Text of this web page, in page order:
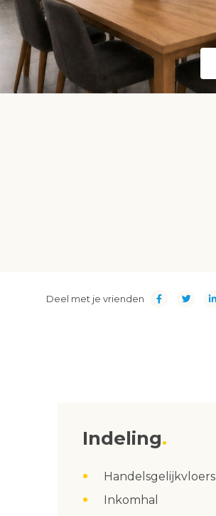
Deel met je vrienden
Indeling
Handelsgelijkvloers
Inkomhal